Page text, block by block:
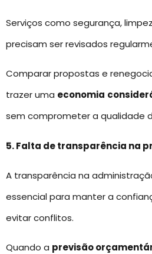
Serviços como segurança,
precisam ser revisados
Comparar propostas e
trazer uma economia
sem comprometer a qualidade
5. Falta de transparência na
A transparência na
essencial para manter a
evitar conflitos.
Quando a previsão